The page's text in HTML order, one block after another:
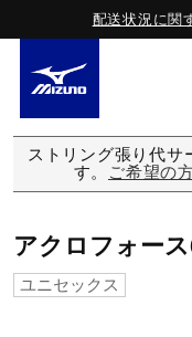
配送状況に関
スニーカー
ライフスタ
ストリング張り代サ
す。
ご希望の
アクロフォー
ユニセックス